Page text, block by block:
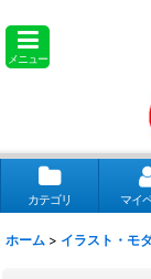
メニュー
カテゴリ マイ
ホーム > イラスト・モ